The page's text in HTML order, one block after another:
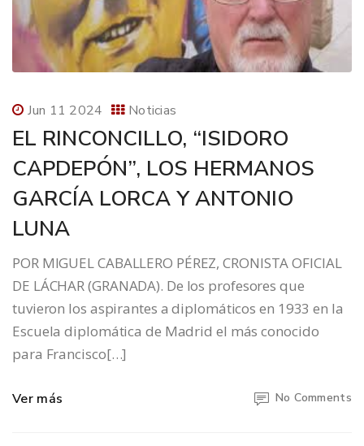
Jun 11 2024 Noticias
EL RINCONCILLO, “ISIDORO
CAPDEPÓN”, LOS HERMANOS
GARCÍA LORCA Y ANTONIO
LUNA
POR MIGUEL CABALLERO PÉREZ, CRONISTA OFICIAL
DE LÁCHAR (GRANADA). De los profesores que
tuvieron los aspirantes a diplomáticos en 1933 en la
Escuela diplomática de Madrid el más conocido
para Francisco[…]
Ver más No Comments